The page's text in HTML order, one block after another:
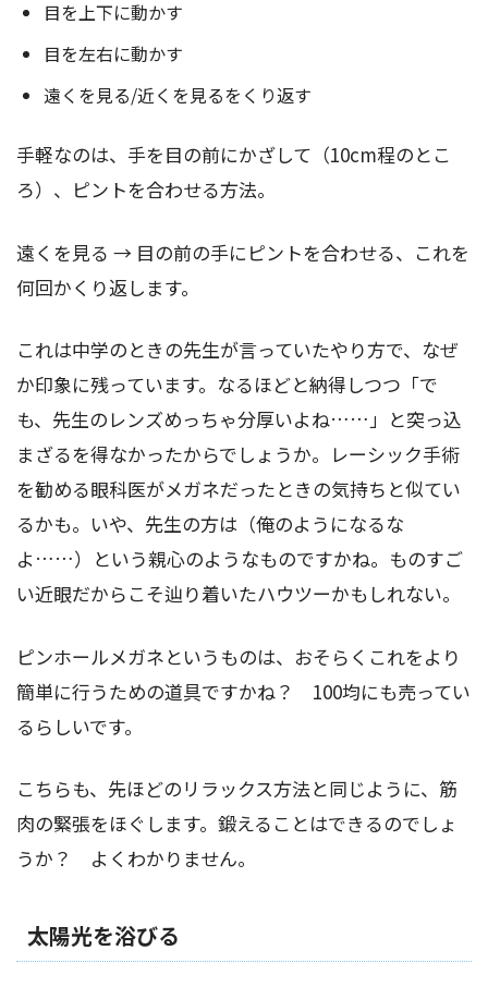
目を上下に動かす
目を左右に動かす
遠くを見る/近くを見るをくり返す
手軽なのは、手を目の前にかざして（10cm程のとこ
ろ）、ピントを合わせる方法。
遠くを見る → 目の前の手にピントを合わせる、これを
何回かくり返します。
これは中学のときの先生が言っていたやり方で、なぜ
か印象に残っています。なるほどと納得しつつ「で
も、先生のレンズめっちゃ分厚いよね……」と突っ込
まざるを得なかったからでしょうか。レーシック手術
を勧める眼科医がメガネだったときの気持ちと似てい
るかも。いや、先生の方は（俺のようになるな
よ……）という親心のようなものですかね。ものすご
い近眼だからこそ辿り着いたハウツーかもしれない。
ピンホールメガネというものは、おそらくこれをより
簡単に行うための道具ですかね？ 100均にも売ってい
るらしいです。
こちらも、先ほどのリラックス方法と同じように、筋
肉の緊張をほぐします。鍛えることはできるのでしょ
うか？ よくわかりません。
太陽光を浴びる